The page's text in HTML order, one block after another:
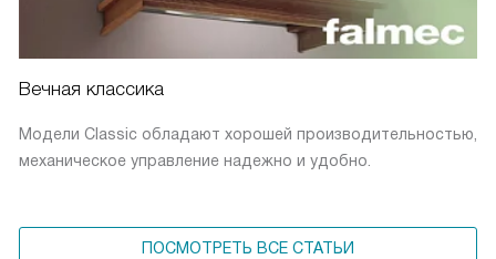
Вечная классика
Модели Classic обладают хорошей производительностью,
механическое управление надежно и удобно.
ПОСМОТРЕТЬ ВСЕ СТАТЬИ